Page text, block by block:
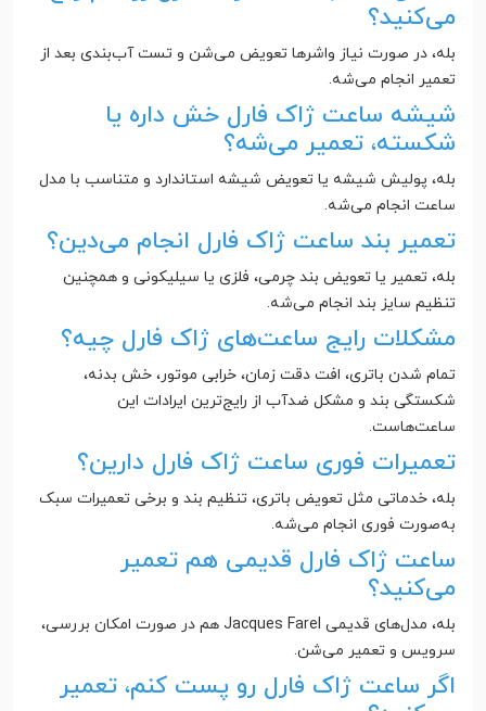
می‌کنید؟
بله، در صورت نیاز واشرها تعویض می‌شن و تست آب‌بندی بعد از
تعمیر انجام می‌شه.
شیشه ساعت ژاک فارل خش داره یا
شکسته، تعمیر می‌شه؟
بله، پولیش شیشه یا تعویض شیشه استاندارد و متناسب با مدل
ساعت انجام می‌شه.
تعمیر بند ساعت ژاک فارل انجام می‌دین؟
بله، تعمیر یا تعویض بند چرمی، فلزی یا سیلیکونی و همچنین
تنظیم سایز بند انجام می‌شه.
مشکلات رایج ساعت‌های ژاک فارل چیه؟
تمام شدن باتری، افت دقت زمان، خرابی موتور، خش بدنه،
شکستگی بند و مشکل ضدآب از رایج‌ترین ایرادات این
ساعت‌هاست.
تعمیرات فوری ساعت ژاک فارل دارین؟
بله، خدماتی مثل تعویض باتری، تنظیم بند و برخی تعمیرات سبک
به‌صورت فوری انجام می‌شه.
ساعت ژاک فارل قدیمی هم تعمیر
می‌کنید؟
بله، مدل‌های قدیمی Jacques Farel هم در صورت امکان بررسی،
سرویس و تعمیر می‌شن.
اگر ساعت ژاک فارل رو پست کنم، تعمیر